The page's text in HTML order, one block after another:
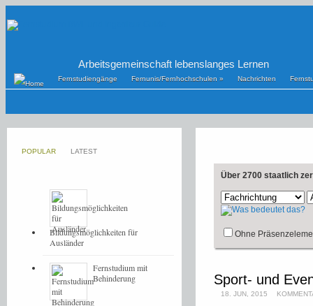
Arbeitsgemeinschaft lebenslanges Lernen
Fernstudiengänge Fernunis/Fernhochschulen » Nachrichten
Über 2700 staatlich
Ohne
Sport- und
18. JUN, 2015
POPULAR LATEST
Bildungsmöglichkeiten für
Ausländer
Fernstudium mit
Behinderung